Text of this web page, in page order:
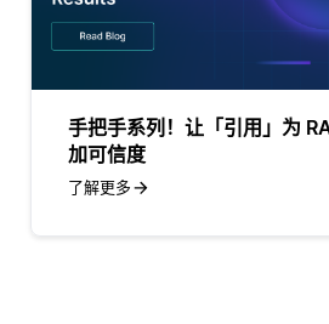
手把手系列！让「引用」为
加可信度
了解更多